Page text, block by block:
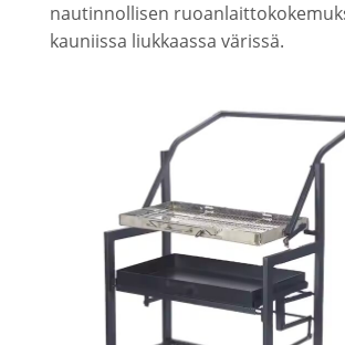
nautinnollisen
kauniissa liukkaassa värissä.